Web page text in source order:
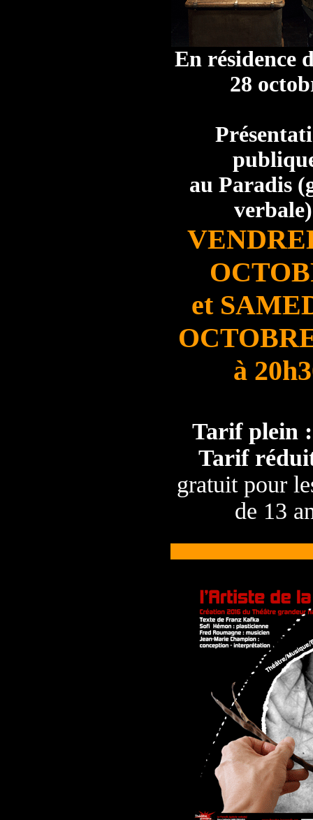
En résidence
28
au Paradis
et
à
Tarif plein
Tarif
gratuit pour
de 13